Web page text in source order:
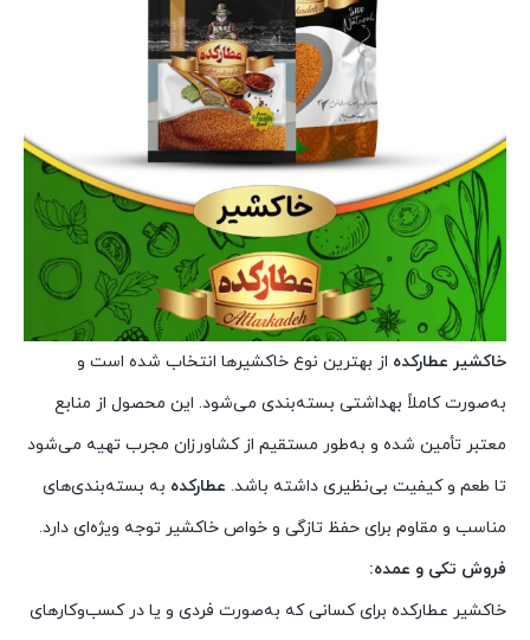
خاکشیر عطارکده از بهترین نوع خاکشیرها انتخاب شده است و
به‌صورت کاملاً بهداشتی بسته‌بندی می‌شود. این محصول از منابع
معتبر تأمین شده و به‌طور مستقیم از کشاورزان مجرب تهیه می‌شود
تا طعم و کیفیت بی‌نظیری داشته باشد. عطارکده به بسته‌بندی‌های
مناسب و مقاوم برای حفظ تازگی و خواص خاکشیر توجه ویژه‌ای دارد.
فروش تکی و عمده:
خاکشیر عطارکده برای کسانی که به‌صورت فردی و یا در کسب‌وکارهای